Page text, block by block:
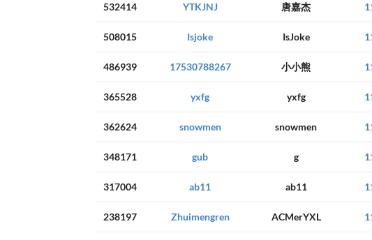
532414 YTKJNJ 唐嘉杰
508015 Isjoke IsJoke
486939 17530788267 小小熊
365528 yxfg yxfg
362624 snowmen snowmen
348171 gub g
317004 ab11 ab11
238197 Zhuimengren ACMerYXL